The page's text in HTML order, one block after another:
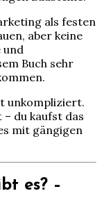
als festen
aber keine
und
Buch sehr
unkompliziert.
du kaufst das
mit gängigen
es? –